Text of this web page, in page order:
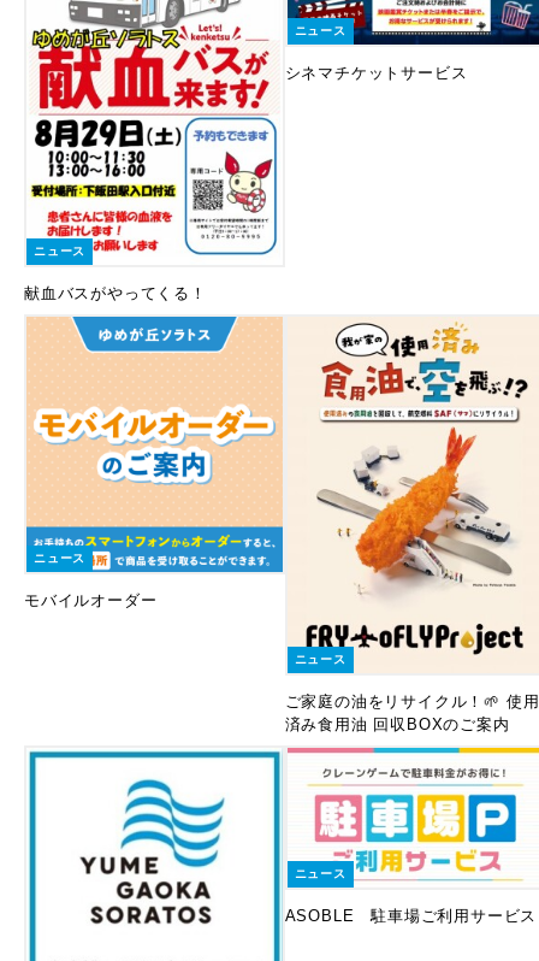
ニュース
献血バスがやってくる！
ニュース
シネマチケットサービス
ニュース
モバイルオーダー
ニュース
ご家庭の油をリサイクル！🌱 使用
済み食用油 回収BOXのご案内
ニュース
ASOBLE 駐車場ご利用サービス